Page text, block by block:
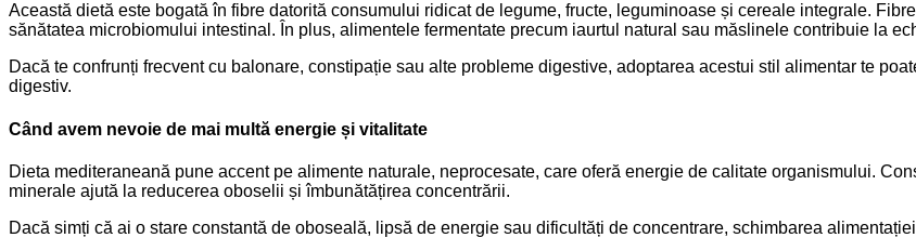
Această dietă este bogată în fibre datorită consumului ridicat de legume, fructe, leguminoase și cereale integrale.
sănătatea microbiomului intestinal. În plus, alimentele fermentate precum iaurtul natural sau măslinele contribuie la
Dacă te confrunți frecvent cu balonare, constipație sau alte probleme digestive, adoptarea acestui stil alimentar te
digestiv.
Când avem nevoie de mai multă energie și vitalitate
Dieta mediteraneană pune accent pe alimente naturale, neprocesate, care oferă energie de calitate organismului.
minerale ajută la reducerea oboselii și îmbunătățirea concentrării.
Dacă simți că ai o stare constantă de oboseală, lipsă de energie sau dificultăți de concentrare, schimbarea